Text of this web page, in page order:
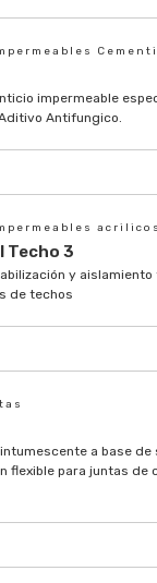
impermeable
Antifungico.
acrilicos
Techo 3
y aislamiento
de techos
a base de
flexible para juntas de